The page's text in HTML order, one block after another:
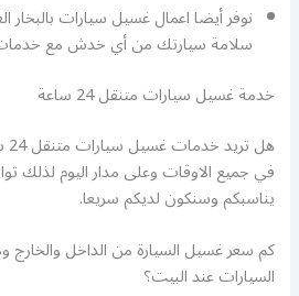
نوفر أيضا اعمال غسيل سيارات بالبخار
سلامة سيارتك من أي خدش مع
خدمة غسيل سيارات متنقل 24 ساعة
في جميع الاوقات وعلى مدار اليوم لذلك
يناسبكم وسنكون لديكم سريعا.
كم سعر غسيل السيارة من الداخل
السيارات عند البيت؟